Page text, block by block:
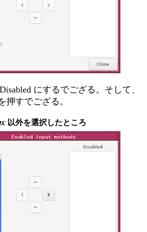
にするでござる。そして、
押すでござる。
以外を選択したところ